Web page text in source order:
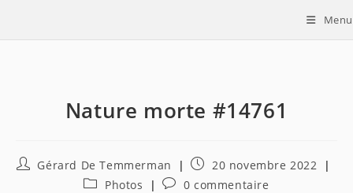
Menu
Nature morte #14761
Auteur/autrice
Gérard De Temmerman
Publication
20 novembre 2022
PostPhotos
Commentaires
0 commentaire